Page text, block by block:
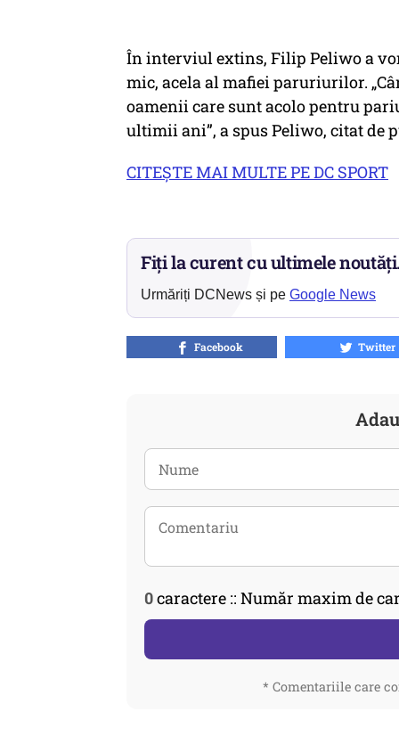
În interviul extins, Filip Peliwo a
mic, acela al mafiei paruriurilor.
oamenii care sunt acolo pentru
ultimii ani”, a spus Peliwo, citat de
CITEŞTE MAI MULTE PE DC SPORT
Fiți la curent cu ultimele
Urmăriți DCNews și pe Google News
Facebook Twitter
0caractere :: Număr maxim de
* Comentariile care